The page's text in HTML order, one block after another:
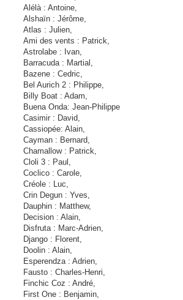
Alélà : Antoine,
Alshaïn : Jérôme,
Atlas : Julien,
Ami des vents : Patrick,
Astrolabe : Ivan,
Barracuda : Martial,
Bazene : Cedric,
Bel Aurich 2 : Philippe,
Billy Boat : Adam,
Buena Onda: Jean-Philippe
Casimir : David,
Cassiopée: Alain,
Cayman : Bernard,
Chamallow : Patrick,
Cloli 3 : Paul,
Coclico : Carole,
Créole : Luc,
Crin Degun : Yves,
Dauphin : Matthew,
Decision : Alain,
Disfruta : Marc-Adrien,
Django : Florent,
Doolin : Alain,
Esperendza : Adrien,
Fausto : Charles-Henri,
Finchic Coz : André,
First One : Benjamin,